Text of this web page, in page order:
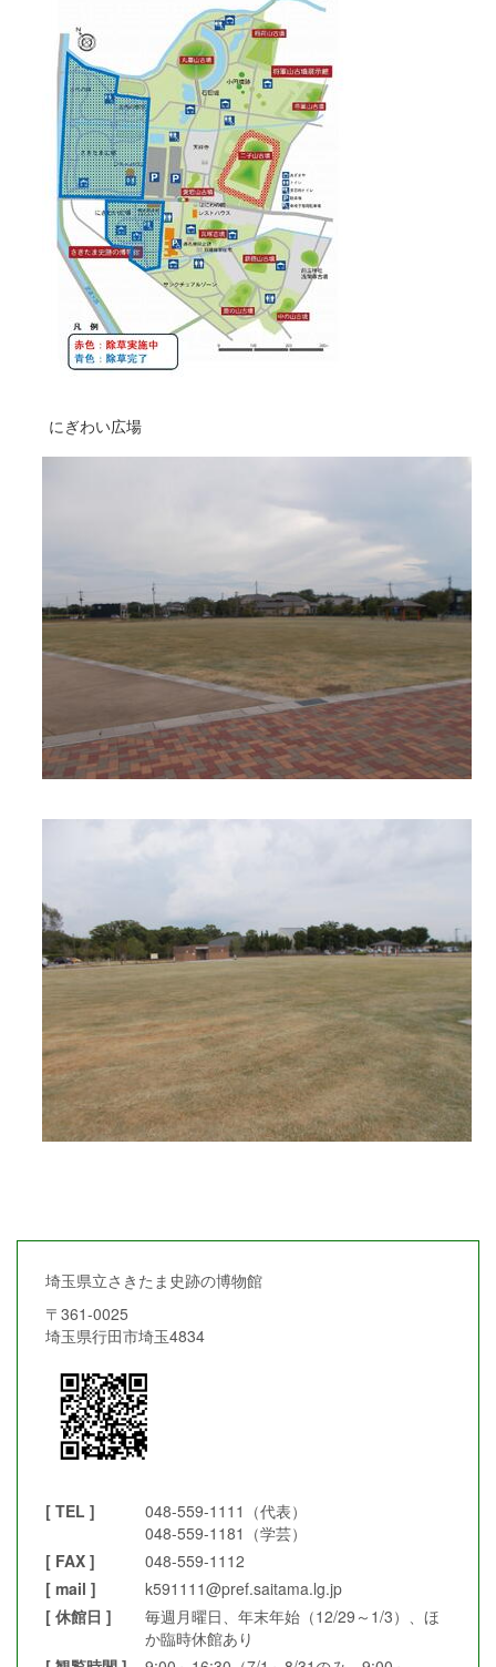
にぎわい広場
埼玉県立さきたま史跡の博物館
〒361-0025
埼玉県行田市埼玉4834
[ TEL ]
048-559-1111（代表）
048-559-1181（学芸）
[ FAX ]
048-559-1112
[ mail ]
k591111@pref.saitama.lg.jp
[ 休館日 ]
毎週月曜日、年末年始（12/29～1/3）、ほ
か臨時休館あり